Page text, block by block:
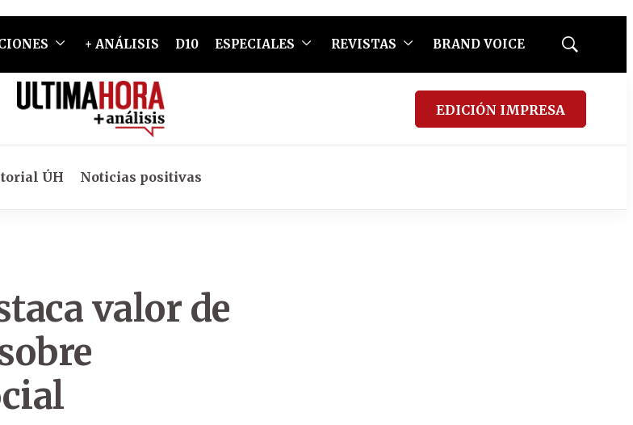
+ ANÁLISIS D10 ESPECIALES REVISTAS BRAND VOICE
Mostrar
EDICIÓN IMPRESA
ÚH Noticias positivas
valor de